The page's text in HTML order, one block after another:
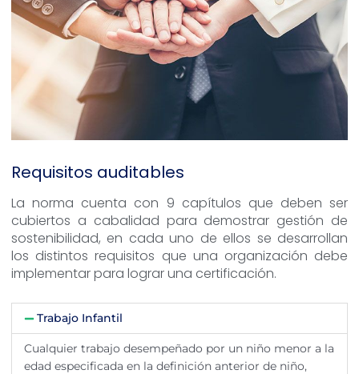
Requisitos auditables
La norma cuenta con 9 capítulos que deben ser
cubiertos a cabalidad para demostrar gestión de
sostenibilidad, en cada uno de ellos se desarrollan
los distintos requisitos que una organización debe
implementar para lograr una certificación.
Trabajo Infantil
Cualquier trabajo desempeñado por un niño menor a la
edad especificada en la definición anterior de niño,